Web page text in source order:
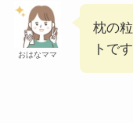
おはなママ
枕の
トで